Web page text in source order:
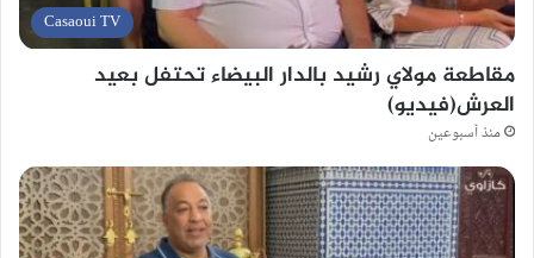
Casaoui TV
مقاطعة مولاي رشيد بالدار البيضاء تحتفل بعيد
العرش(فيديو)
منذ أسبوعين